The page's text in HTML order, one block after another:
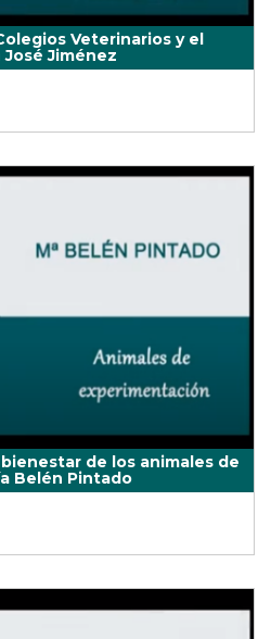
Veterinarios y el
Jiménez
de los animales de
Belén Pintado